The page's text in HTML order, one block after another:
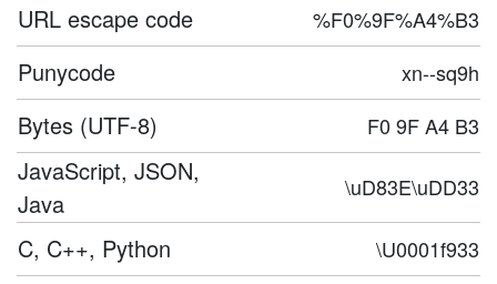
URL escape code %F0%9F%A4%B3
Punycode xn--sq9h
Bytes (UTF-8) F0 9F A4 B3
JavaScript, JSON,
Java
\uD83E\uDD33
C, C++, Python \U0001f933